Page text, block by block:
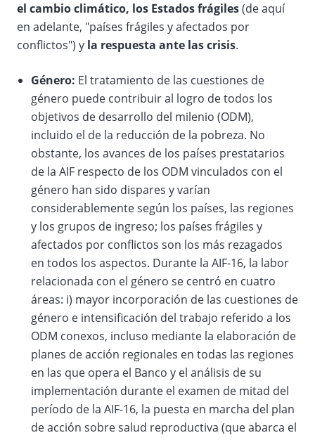
el cambio climático, los Estados frágiles(de aquí
en adelante, "países frágiles y afectados por
conflictos") y la respuesta ante las crisis.
Género: El tratamiento de las cuestiones de
género puede contribuir al logro de todos los
objetivos de desarrollo del milenio (ODM),
incluido el de la reducción de la pobreza. No
obstante, los avances de los países prestatarios
de la AIF respecto de los ODM vinculados con el
género han sido dispares y varían
considerablemente según los países, las regiones
y los grupos de ingreso; los países frágiles y
afectados por conflictos son los más rezagados
en todos los aspectos. Durante la AIF-16, la labor
relacionada con el género se centró en cuatro
áreas: i) mayor incorporación de las cuestiones de
género e intensificación del trabajo referido a los
ODM conexos, incluso mediante la elaboración de
planes de acción regionales en todas las regiones
en las que opera el Banco y el análisis de su
implementación durante el examen de mitad del
período de la AIF-16, la puesta en marcha del plan
de acción sobre salud reproductiva (que abarca el